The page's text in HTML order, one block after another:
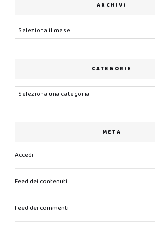
ARCHIVI
Archivi
CATEGORIE
Categorie
META
Accedi
Feed dei contenuti
Feed dei commenti